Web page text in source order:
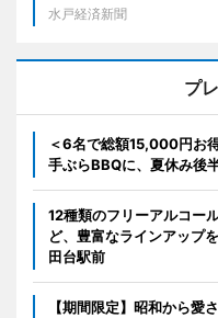
水戸経済新聞
プ
＜6名で総額15,000円お
手ぶらBBQに、夏休み後
12種類のフリーアルコー
ど、豊富なラインアップ
田台駅前
【期間限定】昭和から愛